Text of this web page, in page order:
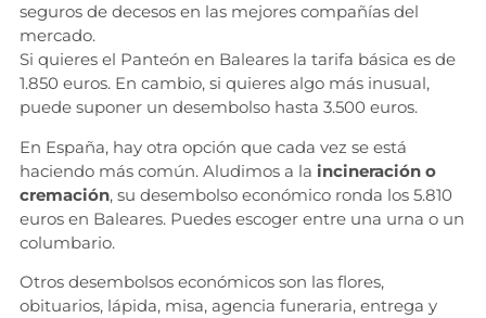
seguros de decesos en las mejores compañías del
mercado.
Si quieres el Panteón en Baleares la tarifa básica es de
1.850 euros. En cambio, si quieres algo más inusual,
puede suponer un desembolso hasta 3.500 euros.
En España, hay otra opción que cada vez se está
haciendo más común. Aludimos a la incineración o
cremación, su desembolso económico ronda los 5.810
euros en Baleares. Puedes escoger entre una urna o un
columbario.
Otros desembolsos económicos son las flores,
obituarios, lápida, misa, agencia funeraria, entrega y